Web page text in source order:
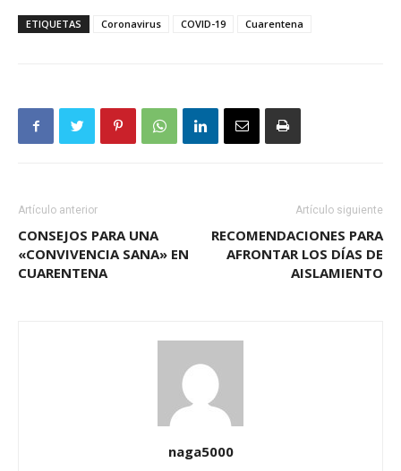
ETIQUETAS Coronavirus COVID-19 Cuarentena
Artículo anterior
CONSEJOS PARA UNA
«CONVIVENCIA SANA» EN
CUARENTENA
Artículo siguiente
RECOMENDACIONES PARA
AFRONTAR LOS DÍAS DE
AISLAMIENTO
naga5000